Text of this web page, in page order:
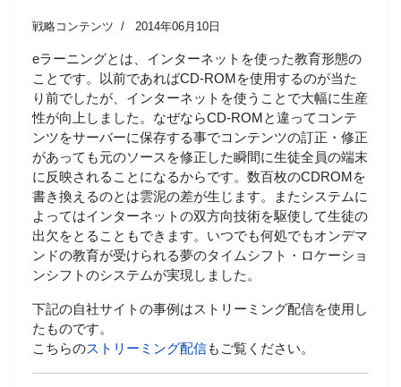
戦略コンテンツ 2014年06月10日
eラーニングとは、インターネットを使った教育形態の
ことです。以前であればCD-ROMを使用するのが当た
り前でしたが、インターネットを使うことで大幅に生産
性が向上しました。なぜならCD-ROMと違ってコンテ
ンツをサーバーに保存する事でコンテンツの訂正・修正
があっても元のソースを修正した瞬間に生徒全員の端末
に反映されることになるからです。数百枚のCDROMを
書き換えるのとは雲泥の差が生じます。またシステムに
よってはインターネットの双方向技術を駆使して生徒の
出欠をとることもできます。いつでも何処でもオンデマ
ンドの教育が受けられる夢のタイムシフト・ロケーショ
ンシフトのシステムが実現しました。
下記の自社サイトの事例はストリーミング配信を使用し
たものです。
こちらのストリーミング配信もご覧ください。